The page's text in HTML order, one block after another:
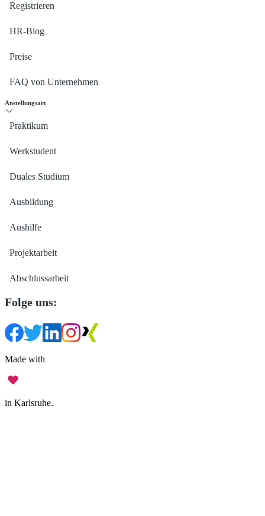
Registrieren
HR-Blog
Preise
FAQ von Unternehmen
Anstellungsart
Praktikum
Werkstudent
Duales Studium
Ausbildung
Aushilfe
Projektarbeit
Abschlussarbeit
Folge uns:
Made with
in Karlsruhe.